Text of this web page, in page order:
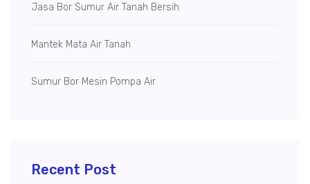
Jasa Bor Sumur Air Tanah Bersih
Mantek Mata Air Tanah
Sumur Bor Mesin Pompa Air
Recent Post